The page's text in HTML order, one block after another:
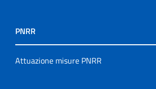
PNRR
Attuazione misure PNRR